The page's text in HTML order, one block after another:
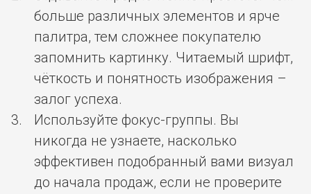
больше различных элементов и ярче
палитра, тем сложнее покупателю
запомнить картинку. Читаемый шрифт,
чёткость и понятность изображения –
залог успеха.
Используйте фокус-группы. Вы
никогда не узнаете, насколько
эффективен подобранный вами визуал
до начала продаж, если не проверите